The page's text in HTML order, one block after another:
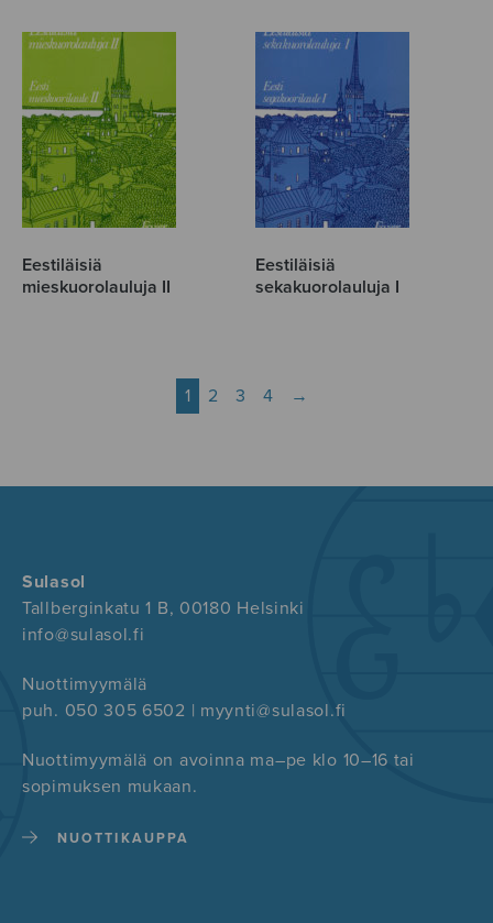
Eestiläisiä
mieskuorolauluja II
Eestiläisiä
sekakuorolauluja I
1 2 3 4 →
Sulasol
Tallberginkatu 1 B, 00180 Helsinki
info@sulasol.fi
Nuottimyymälä
puh. 050 305 6502 | myynti@sulasol.fi
Nuottimyymälä on avoinna ma–pe klo 10–16 tai
sopimuksen mukaan.
NUOTTIKAUPPA